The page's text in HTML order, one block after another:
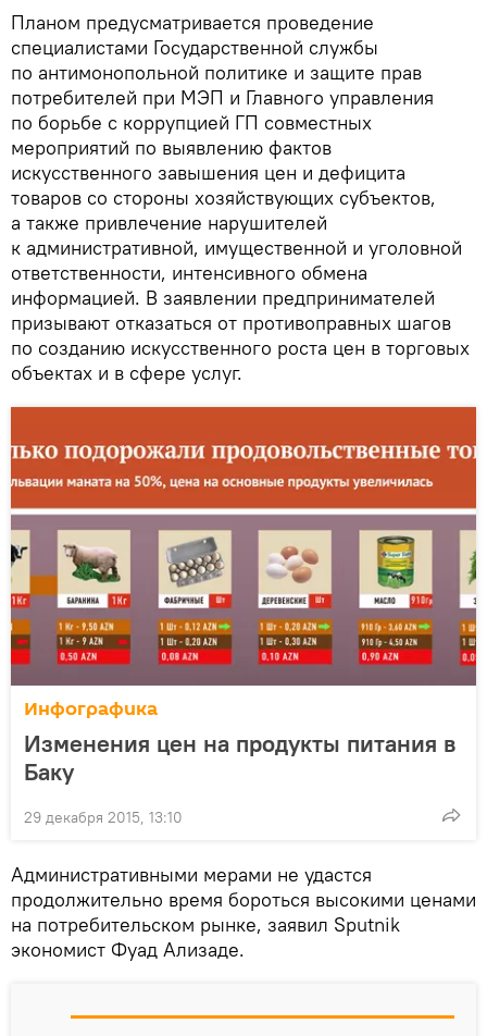
Планом предусматривается проведение
специалистами Государственной службы
по антимонопольной политике и защите прав
потребителей при МЭП и Главного управления
по борьбе с коррупцией ГП совместных
мероприятий по выявлению фактов
искусственного завышения цен и дефицита
товаров со стороны хозяйствующих субъектов,
а также привлечение нарушителей
к административной, имущественной и уголовной
ответственности, интенсивного обмена
информацией. В заявлении предпринимателей
призывают отказаться от противоправных шагов
по созданию искусственного роста цен в торговых
объектах и в сфере услуг.
Инфографика
Изменения цен на продукты питания в
Баку
29 декабря 2015, 13:10
Административными мерами не удастся
продолжительно время бороться высокими ценами
на потребительском рынке, заявил Sputnik
экономист Фуад Ализаде.